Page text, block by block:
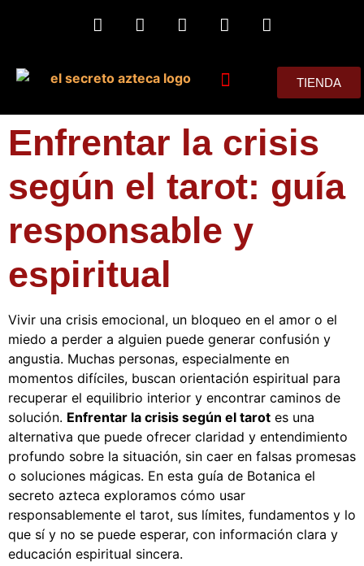
TIENDA
Enfrentar la crisis
según el tarot: guía
responsable y
espiritual
Vivir una crisis emocional, un bloqueo en el amor o el
miedo a perder a alguien puede generar confusión y
angustia. Muchas personas, especialmente en
momentos difíciles, buscan orientación espiritual para
recuperar el equilibrio interior y encontrar caminos de
solución. Enfrentar la crisis según el tarot es una
alternativa que puede ofrecer claridad y entendimiento
profundo sobre la situación, sin caer en falsas promesas
o soluciones mágicas. En esta guía de Botanica el
secreto azteca exploramos cómo usar
responsablemente el tarot, sus límites, fundamentos y lo
que sí y no se puede esperar, con información clara y
educación espiritual sincera.